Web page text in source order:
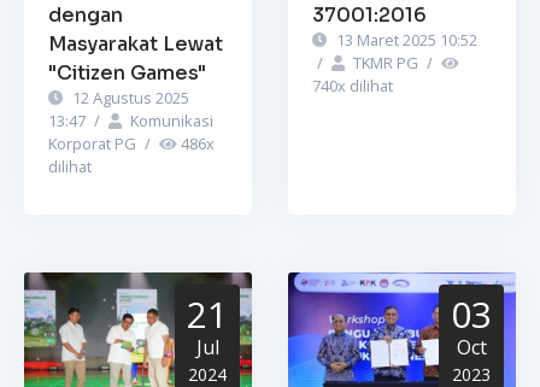
dengan
Masyarakat Lewat
"Citizen Games"
12 Agustus 2025
13:47 /
Komunikasi
Korporat PG / 486x
dilihat
37001:2016
13 Maret 2025 10:52
/
TKMR PG /
740x dilihat
21
Jul
2024
03
Oct
2023